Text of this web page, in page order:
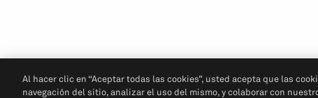
Al hacer clic en “Aceptar todas las cookies”, usted acepta que las
navegación del sitio, analizar el uso del mismo, y colaborar con